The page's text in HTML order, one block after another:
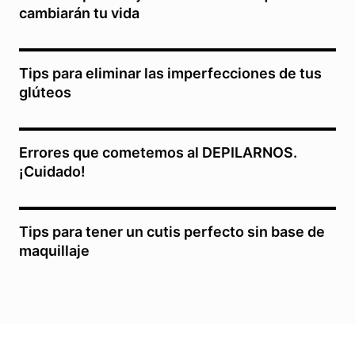
cambiarán tu vida
Tips para eliminar las imperfecciones de tus
glúteos
Errores que cometemos al DEPILARNOS.
¡Cuidado!
Tips para tener un cutis perfecto sin base de
maquillaje